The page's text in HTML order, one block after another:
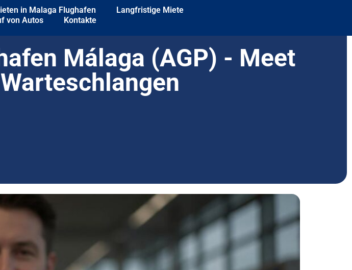
in Malaga Flughafen
Langfristige Miete
von Autos Kontakte
Málaga (AGP) - Meet